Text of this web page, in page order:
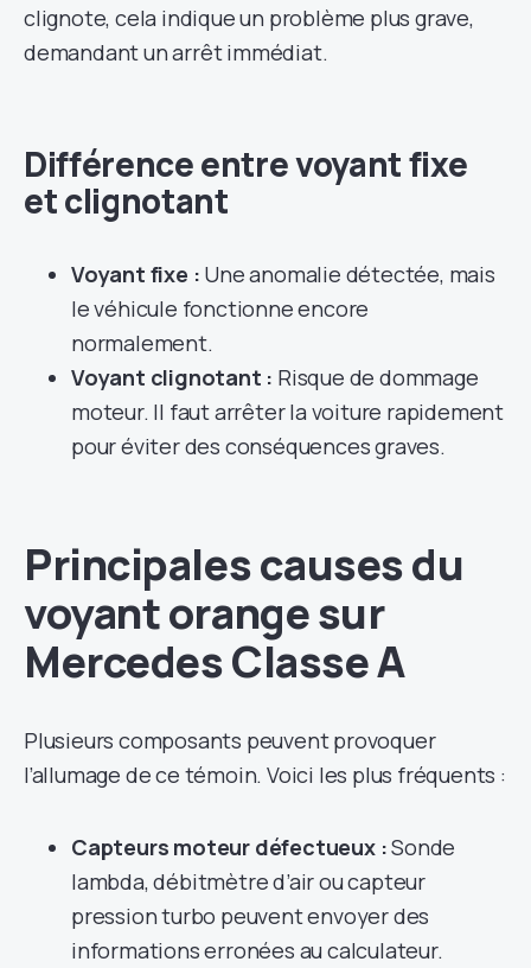
clignote, cela indique un problème plus grave,
demandant un arrêt immédiat.
Différence entre voyant fixe
et clignotant
Voyant fixe : Une anomalie détectée, mais
le véhicule fonctionne encore
normalement.
Voyant clignotant : Risque de dommage
moteur. Il faut arrêter la voiture rapidement
pour éviter des conséquences graves.
Principales causes du
voyant orange sur
Mercedes Classe A
Plusieurs composants peuvent provoquer
l’allumage de ce témoin. Voici les plus fréquents :
Capteurs moteur défectueux :Sonde
lambda, débitmètre d’air ou capteur
pression turbo peuvent envoyer des
informations erronées au calculateur.